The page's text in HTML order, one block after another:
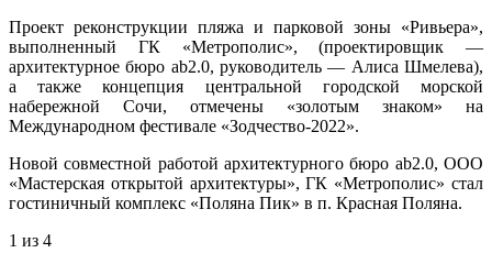
Проект реконструкции пляжа и парковой зоны «Ривьера»,
выполненный ГК «Метрополис», (проектировщик —
архитектурное бюро ab2.0, руководитель — Алиса Шмелева),
а также концепция центральной городской морской
набережной Сочи, отмечены «золотым знаком» на
Международном фестивале «Зодчество-2022».
Новой совместной работой архитектурного бюро ab2.0, ООО
«Мастерская открытой архитектуры», ГК «Метрополис» стал
гостиничный комплекс «Поляна Пик» в п. Красная Поляна.
1 из 4